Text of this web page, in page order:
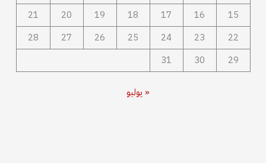
15
16
17
18
19
20
21
22
23
24
25
26
27
28
29
30
31
« يوليو